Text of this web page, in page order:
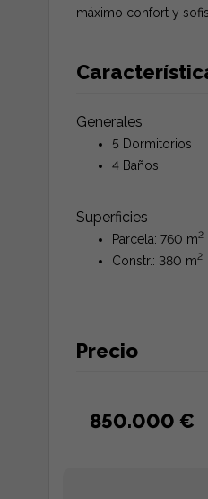
máximo confort y
Generales
5 Dormitorios
4 Baños
Superficies
Parcela: 760 m2
Constr.: 380 m2
Precio
850.000 €